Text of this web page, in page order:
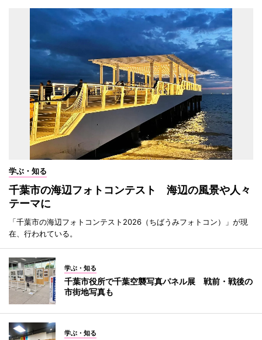
学ぶ・知る
千葉市の海辺フォトコンテスト 海辺の風景や人々
テーマに
「千葉市の海辺フォトコンテスト2026（ちばうみフォトコン）」が現
在、行われている。
学ぶ・知る
千葉市役所で千葉空襲写真パネル展 戦前・戦後の
市街地写真も
学ぶ・知る